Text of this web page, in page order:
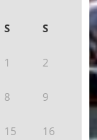
S S
1 2
8 9
15 16